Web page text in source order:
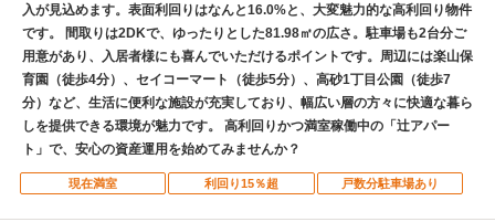
入が見込めます。表面利回りはなんと16.0%と、大変魅力的な高利回り物件
です。 間取りは2DKで、ゆったりとした81.98㎡の広さ。駐車場も2台分ご
用意があり、入居者様にも喜んでいただけるポイントです。周辺には楽山保
育園（徒歩4分）、セイコーマート（徒歩5分）、高砂1丁目公園（徒歩7
分）など、生活に便利な施設が充実しており、幅広い層の方々に快適な暮ら
しを提供できる環境が魅力です。 高利回りかつ満室稼働中の「辻アパー
ト」で、安心の資産運用を始めてみませんか？
現在満室 利回り15％超 戸数分駐車場あり